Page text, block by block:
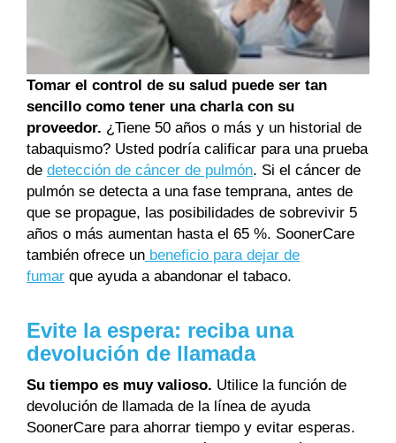
Tomar el control de su salud puede ser tan
sencillo como tener una charla con su
proveedor. ¿Tiene 50 años o más y un historial de
tabaquismo? Usted podría calificar para una prueba
de detección de cáncer de pulmón. Si el cáncer de
pulmón se detecta a una fase temprana, antes de
que se propague, las posibilidades de sobrevivir 5
años o más aumentan hasta el 65 %. SoonerCare
también ofrece un beneficio para dejar de
fumar que ayuda a abandonar el tabaco.
Evite la espera: reciba una
devolución de llamada
Su tiempo es muy valioso. Utilice la función de
devolución de llamada de la línea de ayuda
SoonerCare para ahorrar tiempo y evitar esperas.